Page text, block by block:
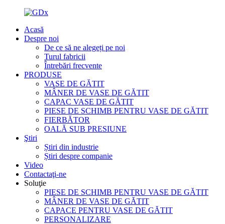
Acasă
Despre noi
De ce să ne alegeți pe noi
Turul fabricii
Întrebări frecvente
PRODUSE
VASE DE GĂTIT
MÂNER DE VASE DE GĂTIT
CAPAC VASE DE GĂTIT
PIESE DE SCHIMB PENTRU VASE DE GĂTIT
FIERBĂTOR
OALĂ SUB PRESIUNE
Ştiri
Știri din industrie
Știri despre companie
Video
Contactaţi-ne
Soluţie
PIESE DE SCHIMB PENTRU VASE DE GĂTIT
MÂNER DE VASE DE GĂTIT
CAPACE PENTRU VASE DE GĂTIT
PERSONALIZARE